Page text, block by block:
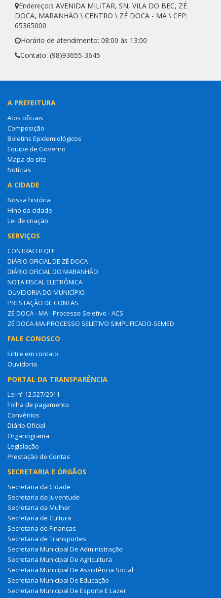
Endereço:s AVENIDA MILITAR, SN, VILA DO BEC, ZÉ
DOCA, MARANHÃO \ CENTRO \ ZÉ DOCA - MA \ CEP:
65365000
Horário de atendimento: 08:00 às 13:00
Contato: (98)93655-3645
A PREFEITURA
Atos oficiais
Composição
Boletins Epidemiológicos
Equipe de Governo
Mapa do site
Notícias
A CIDADE
Nossa história
Hino da cidade
Lei de criação
SERVIÇOS
CONTRACHEQUE
DIÁRIO OFICIAL DE ZÉ DOCA
DIÁRIO OFICIAL DO MARANHÃO
NOTA FISCAL ELETRÔNICA
OUVIDORIA DO MUNICÍPIO
PRESTAÇÃO DE CONTAS
ZÉ DOCA - MA - Processo Seletivo - ACS
ZÉ DOCA-MA-PROCESSO SELETIVO SIMPLIFICADO-SEMED
FALE CONOSCO
Entre em contato
Ouvidoria
PORTAL DA TRANSPARÊNCIA
Lei nº 12.527/2011
Folha de pagamento
Convênios
Diário Oficial
Organograma
Legislação
Prestação de Contas
SECRETARIA E ÓRGÃOS
Secretaria da Cidade
Secretaria da Juventude
Secretaria da Mulher
Secretaria de Cultura
Secretaria de Finanças
Secretaria de Transportes
Secretaria Municipal De Administração
Secretaria Municipal De Agricultura
Secretaria Municipal De Assistência Social
Secretaria Municipal De Educação
Secretaria Municipal De Esporte E Lazer